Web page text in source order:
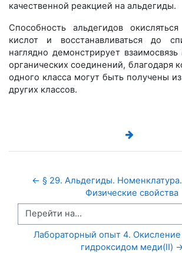
качественной реакцией на альдегиды.
Способность альдегидов
кислот и восстанавливаться до
наглядно демонстрирует
органических соединений, благодаря
одного класса могут быть получены
других классов.
← § 29. Альдегиды.
Физические свойства
Перейти на...
Лабораторный опыт 4. Окисление
гидроксидом меди(II)